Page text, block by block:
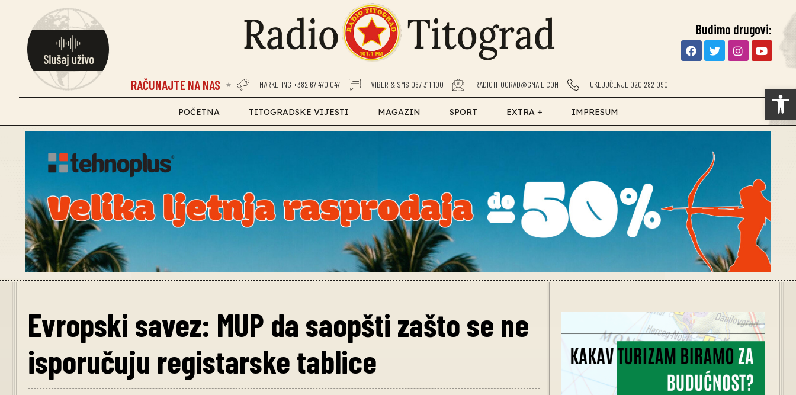
RAČUNAJTE NA NAS MARKETING +382 67 470 047 VIBER & SMS 067 311 100 RADIOTITOGRAD@GMAIL.COM UKLJUČENJE 020 282 090
Budimo drugovi:
POČETNA TITOGRADSKE VIJESTI MAGAZIN SPORT EXTRA + IMPRESUM
Evropski savez: MUP da saopšti zašto se ne
isporučuju registarske tablice